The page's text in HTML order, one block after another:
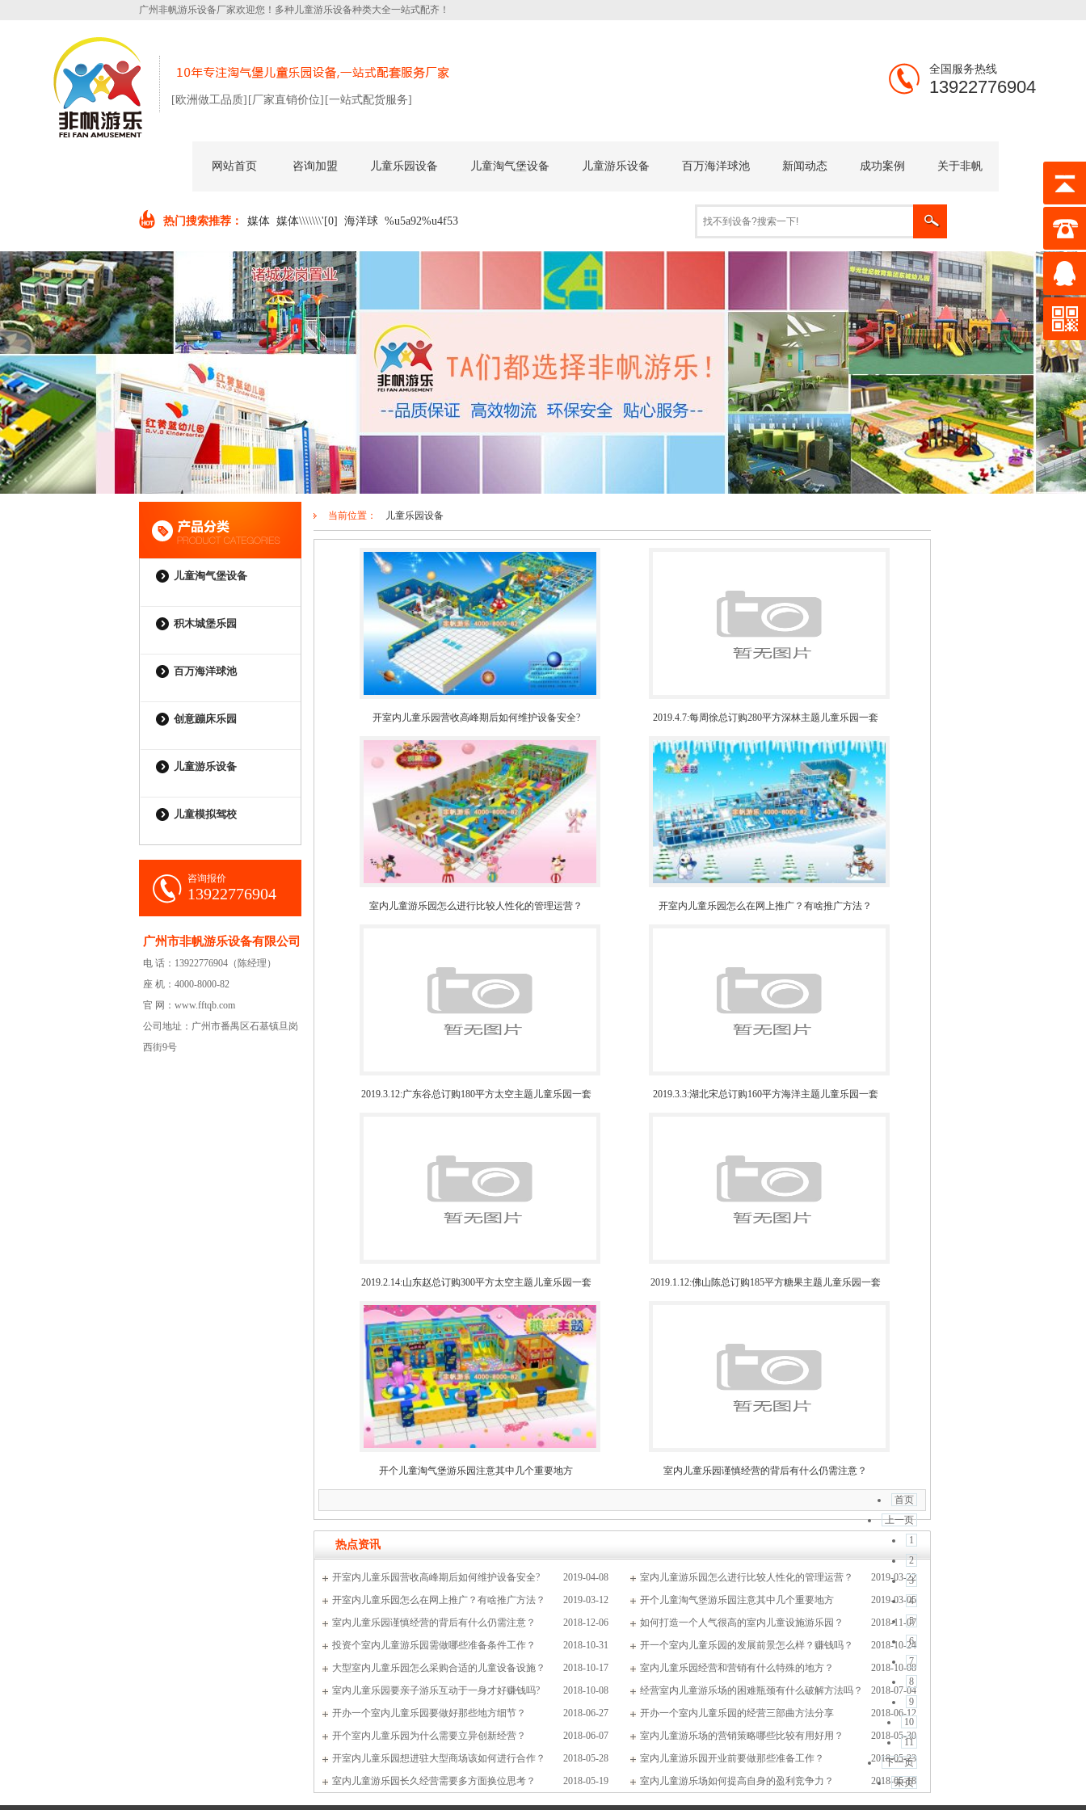
广州非帆游乐设备厂家欢迎您！多种儿童游乐设备种类大全一站式配齐！
[欧洲做工品质] [厂家直销价位] [一站式配货服务]
全国服务热线
13922776904
网站首页 咨询加盟 儿童乐园设备 儿童淘气堡设备 儿童游乐设备 百万海洋球池 新闻动态 成功案例 关于非帆
热门搜索推荐： 媒体 媒体\\\\\\\'[0] 海洋球 %u5a92%u4f53
%E5%AA%92%E4%BD%93 媒体\\\'[0]
儿童淘气堡设备
积木城堡乐园
百万海洋球池
创意蹦床乐园
儿童游乐设备
儿童模拟驾校
咨询报价
13922776904
广州市非帆游乐设备有限公司
电 话：13922776904（陈经理）
座 机：4000-8000-82
官 网：www.fftqb.com
公司地址：广州市番禺区石基镇旦岗
西街9号
当前位置： 儿童乐园设备
开室内儿童乐园营收高峰期后如何维护设备安全? 2019.4.7:每周徐总订购280平方深林主题儿童乐园一套
室内儿童游乐园怎么进行比较人性化的管理运营？ 开室内儿童乐园怎么在网上推广？有啥推广方法？
2019.3.12:广东谷总订购180平方太空主题儿童乐园一套 2019.3.3:湖北宋总订购160平方海洋主题儿童乐园一套
2019.2.14:山东赵总订购300平方太空主题儿童乐园一套 2019.1.12:佛山陈总订购185平方糖果主题儿童乐园一套
开个儿童淘气堡游乐园注意其中几个重要地方 室内儿童乐园谨慎经营的背后有什么仍需注意？
首页
上一页
1
2
3
4
5
6
7
8
9
10
11
下一页
末页
热点资讯
2019-04-08
开室内儿童乐园营收高峰期后如何维护设备安全? 2019-03-22
室内儿童游乐园怎么进行比较人性化的管理运营？
2019-03-12
开室内儿童乐园怎么在网上推广？有啥推广方法？ 2019-03-05
开个儿童淘气堡游乐园注意其中几个重要地方
2018-12-06
室内儿童乐园谨慎经营的背后有什么仍需注意？ 2018-11-07
如何打造一个人气很高的室内儿童设施游乐园？
2018-10-31
投资个室内儿童游乐园需做哪些准备条件工作？ 2018-10-24
开一个室内儿童乐园的发展前景怎么样？赚钱吗？
2018-10-17
大型室内儿童乐园怎么采购合适的儿童设备设施？ 2018-10-08
室内儿童乐园经营和营销有什么特殊的地方？
2018-10-08
室内儿童乐园要亲子游乐互动于一身才好赚钱吗? 2018-07-04
经营室内儿童游乐场的困难瓶颈有什么破解方法吗？
2018-06-27
开办一个室内儿童乐园要做好那些地方细节？ 2018-06-12
开办一个室内儿童乐园的经营三部曲方法分享
2018-06-07
开个室内儿童乐园为什么需要立异创新经营？ 2018-05-30
室内儿童游乐场的营销策略哪些比较有用好用？
2018-05-28
开室内儿童乐园想进驻大型商场该如何进行合作？ 2018-05-23
室内儿童游乐园开业前要做那些准备工作？
2018-05-19
室内儿童游乐园长久经营需要多方面换位思考？ 2018-05-18
室内儿童游乐场如何提高自身的盈利竞争力？